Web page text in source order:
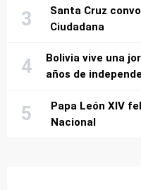
Santa Cruz
Ciudadana
Bolivia vive una
años de
Papa León XIV
Nacional